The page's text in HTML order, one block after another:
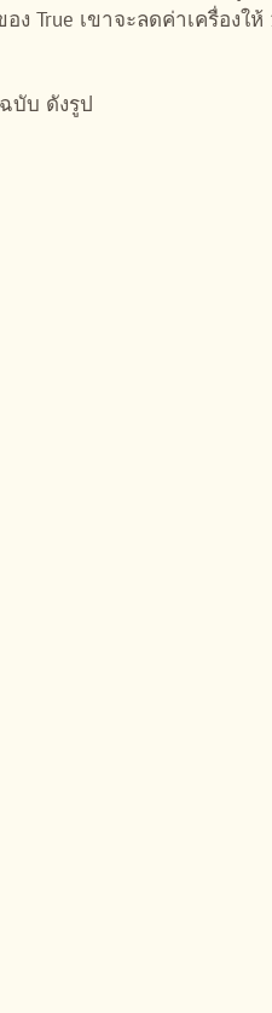
ง True เขาจะลดค่าเครื่อง
บับ ดังรูป